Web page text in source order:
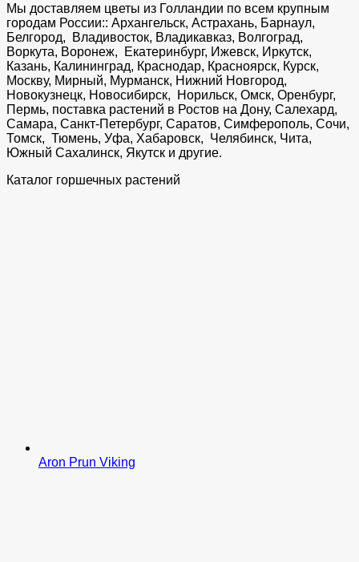
Мы доставляем цветы из Голландии по всем крупным
городам России:: Архангельск, Астрахань, Барнаул,
Белгород, Владивосток, Владикавказ, Волгоград,
Воркута, Воронеж, Екатеринбург, Ижевск, Иркутск,
Казань, Калининград, Краснодар, Красноярск, Курск,
Москву, Мирный, Мурманск, Нижний Новгород,
Новокузнецк, Новосибирск, Норильск, Омск, Оренбург,
Пермь, поставка растений в Ростов на Дону, Салехард,
Самара, Санкт-Петербург, Саратов, Симферополь, Сочи,
Томск, Тюмень, Уфа, Хабаровск, Челябинск, Чита,
Южный Сахалинск, Якутск и другие.
Каталог горшечных растений
Aron Prun Viking